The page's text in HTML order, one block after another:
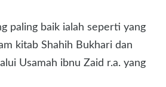
paling baik ialah seperti yang
kitab Shahih Bukhari dan
Usamah ibnu Zaid r.a. yang